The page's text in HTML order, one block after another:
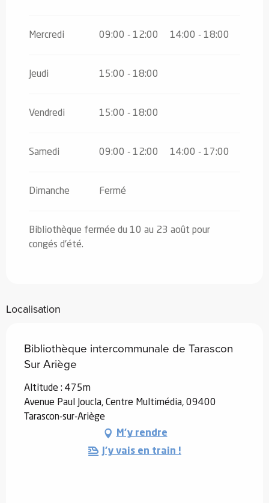
Mercredi 09:00 - 12:00 14:00 - 18:00
Jeudi 15:00 - 18:00
Vendredi 15:00 - 18:00
Samedi 09:00 - 12:00 14:00 - 17:00
Dimanche Fermé
Bibliothèque fermée du 10 au 23 août pour
congés d'été.
Localisation
Bibliothèque intercommunale de Tarascon
Sur Ariège
Altitude : 475m
Avenue Paul Joucla, Centre Multimédia, 09400
Tarascon-sur-Ariège
M'y rendre
J'y vais en train !